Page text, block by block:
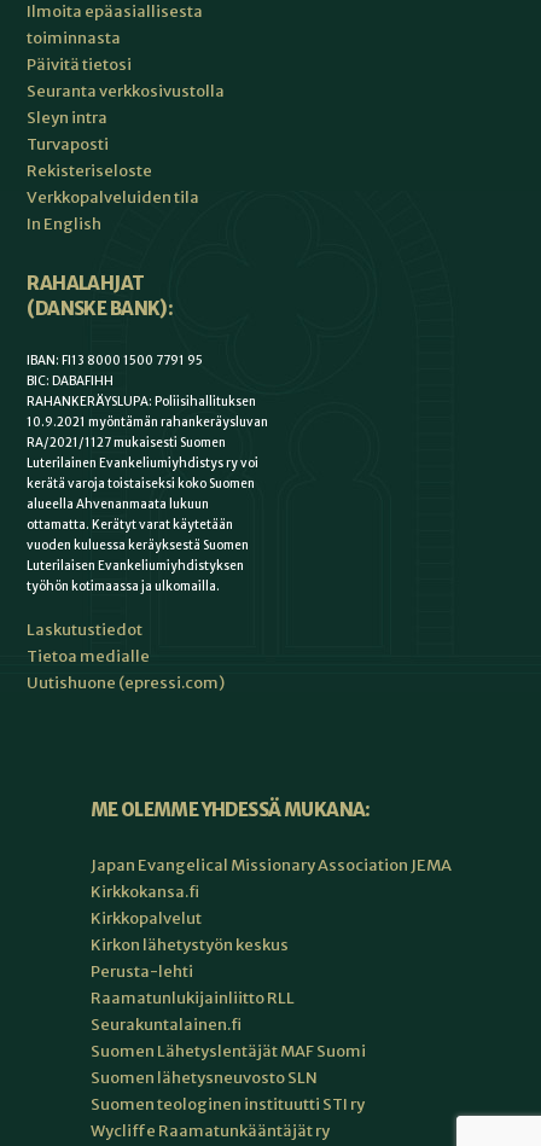
Ilmoita epäasiallisesta
toiminnasta
Päivitä tietosi
Seuranta verkkosivustolla
Sleyn intra
Turvaposti
Rekisteriseloste
Verkkopalveluiden tila
In English
RAHALAHJAT
(DANSKE BANK):
IBAN: FI13 8000 1500 7791 95
BIC: DABAFIHH
RAHANKERÄYSLUPA: Poliisihallituksen
10.9.2021 myöntämän rahankeräysluvan
RA/2021/1127 mukaisesti Suomen
Luterilainen Evankeliumiyhdistys ry voi
kerätä varoja toistaiseksi koko Suomen
alueella Ahvenanmaata lukuun
ottamatta. Kerätyt varat käytetään
vuoden kuluessa keräyksestä Suomen
Luterilaisen Evankeliumiyhdistyksen
työhön kotimaassa ja ulkomailla.
Laskutustiedot
Tietoa medialle
Uutishuone (epressi.com)
ME OLEMME YHDESSÄ MUKANA:
Japan Evangelical Missionary Association JEMA
Kirkkokansa.fi
Kirkkopalvelut
Kirkon lähetystyön keskus
Perusta-lehti
Raamatunlukijainliitto RLL
Seurakuntalainen.fi
Suomen Lähetyslentäjät MAF Suomi
Suomen lähetysneuvosto SLN
Suomen teologinen instituutti STI ry
Wycliffe Raamatunkääntäjät ry